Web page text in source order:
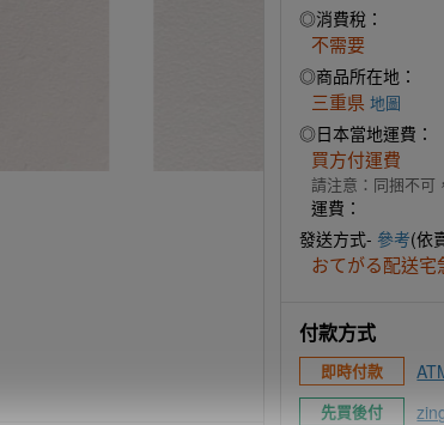
◎消費稅：
不需要
◎商品所在地：
三重県 地圖
◎日本當地運費：
買方付運費
請注意：同捆不可
運費：
發送方式- 參考(依
おてがる配送宅
付款方式
即時付款
先買後付